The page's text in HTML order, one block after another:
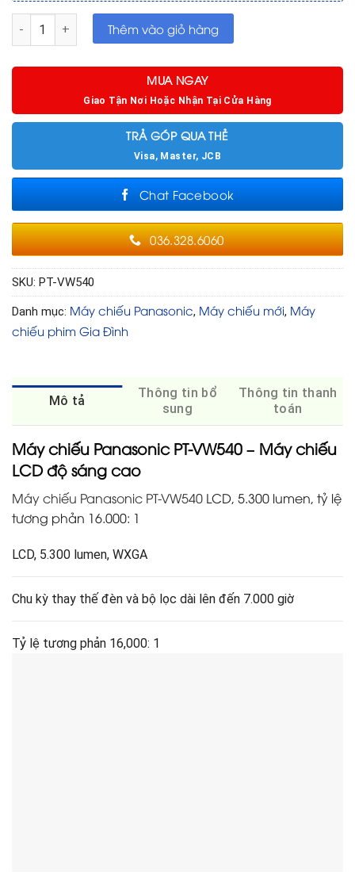
Máy chiếu Panasonic PT-VW540 số lượng
Thêm vào giỏ hàng
MUA NGAY
Giao Tận Nơi Hoặc Nhận Tại Cửa Hàng
TRẢ GÓP QUA THẺ
Visa, Master, JCB
Chat Facebook
036.328.6060
SKU: PT-VW540
Danh mục: Máy chiếu Panasonic, Máy chiếu mới, Máy
chiếu phim Gia Đình
Mô tả
Thông tin bổ
sung
Thông tin thanh
toán
Máy chiếu Panasonic PT-VW540 – Máy chiếu
LCD độ sáng cao
Máy chiếu Panasonic PT-VW540 LCD, 5.300 lumen, tỷ lệ
tương phản 16.000: 1
LCD, 5.300 lumen, WXGA
Chu kỳ thay thế đèn và bộ lọc dài lên đến 7.000 giờ
Tỷ lệ tương phản 16,000: 1